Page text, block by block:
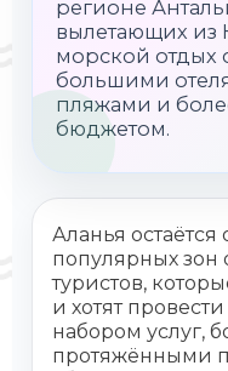
регионе
вылетающих
морской отдых
большими
пляжами и
бюджетом.
Аланья
популярных зон
туристов,
и хотят
набором услуг,
протяжёнными